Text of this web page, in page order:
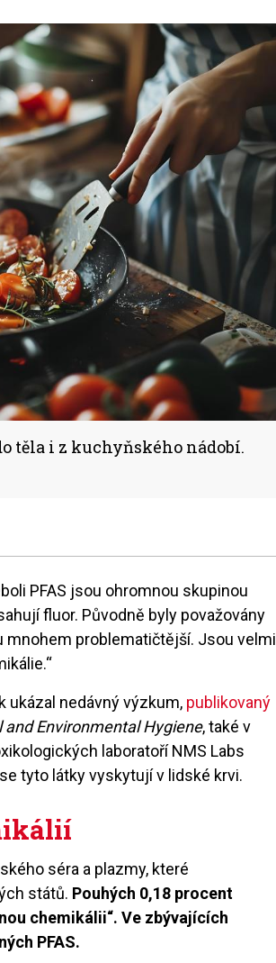
těla i z kuchyňského nádobí.
PFAS jsou ohromnou skupinou
fluor. Původně byly považovány
mnohem problematičtější. Jsou velmi
ukázal nedávný výzkum, publikovaný
Environmental Hygiene, také v
laboratoří NMS Labs
tyto látky vyskytují v lidské krvi.
séra a plazmy, které
států. Pouhých 0,18 procent
chemikálii“. Ve zbývajících
PFAS.